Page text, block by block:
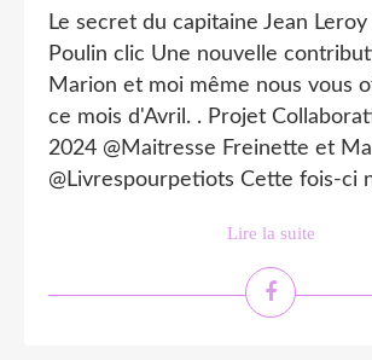
Le secret du capitaine Jean
Poulin clic Une nouvelle
Marion et moi même nous vous
ce mois d'Avril. . Projet
2024 @Maitresse Freinette et
@Livrespourpetiots Cette fois-ci
Lire la suite